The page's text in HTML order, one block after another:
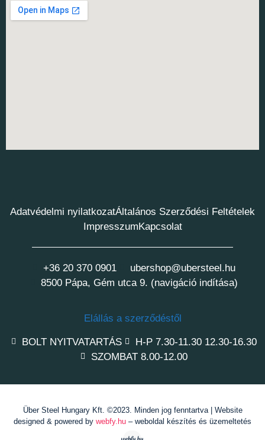
Adatvédelmi nyilatkozatÁltalános Szerződési Feltételek
ImpresszumKapcsolat
+36 20 370 0901
ubershop@ubersteel.hu
8500 Pápa, Gém utca 9. (navigáció indítása)
Elállás a szerződéstől
BOLT NYITVATARTÁS
H-P 7.30-11.30 12.30-16.30
SZOMBAT 8.00-12.00
Über Steel Hungary Kft. ©2023. Minden jog fenntartva | Website
designed & powered by webfy.hu – weboldal készítés és üzemeltetés